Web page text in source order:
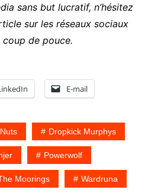
sans but lucratif, n’hésitez
sur les réseaux sociaux
de pouce.
E-mail
Dropkick Murphys
Powerwolf
Moorings Wardruna